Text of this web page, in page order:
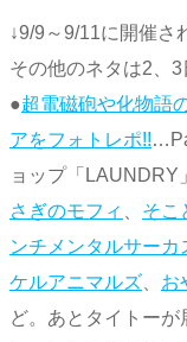
↓9/9～9/11に開催さ
その他のネタは2、3
●超電磁砲や化物語
アをフォトレポ!!
ョップ「LAUNDRY
さぎのモフィ
そこ
ンチメンタルサーカ
ケルアニマルズ
お
ど。あとタイトー